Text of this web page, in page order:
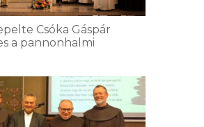
Csóka Gáspár
a pannonhalmi